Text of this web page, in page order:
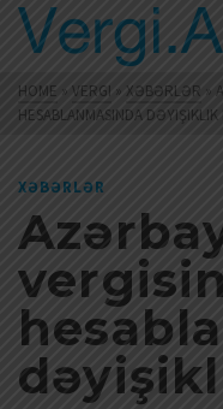
HOME » VERGI » XƏBƏRLƏR »
HESABLANMASINDA DƏYIŞIKLIK
XƏBƏRLƏR